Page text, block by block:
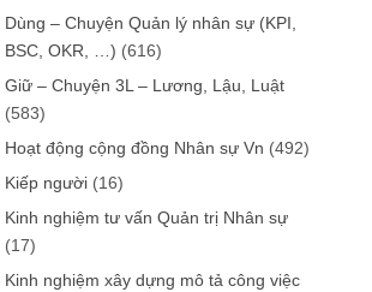
Dùng – Chuyện Quản lý nhân sự (KPI,
BSC, OKR, …) (616)
Giữ – Chuyện 3L – Lương, Lậu, Luật
(583)
Hoạt động cộng đồng Nhân sự Vn (492)
Kiếp người (16)
Kinh nghiệm tư vấn Quản trị Nhân sự
(17)
Kinh nghiệm xây dựng mô tả công việc